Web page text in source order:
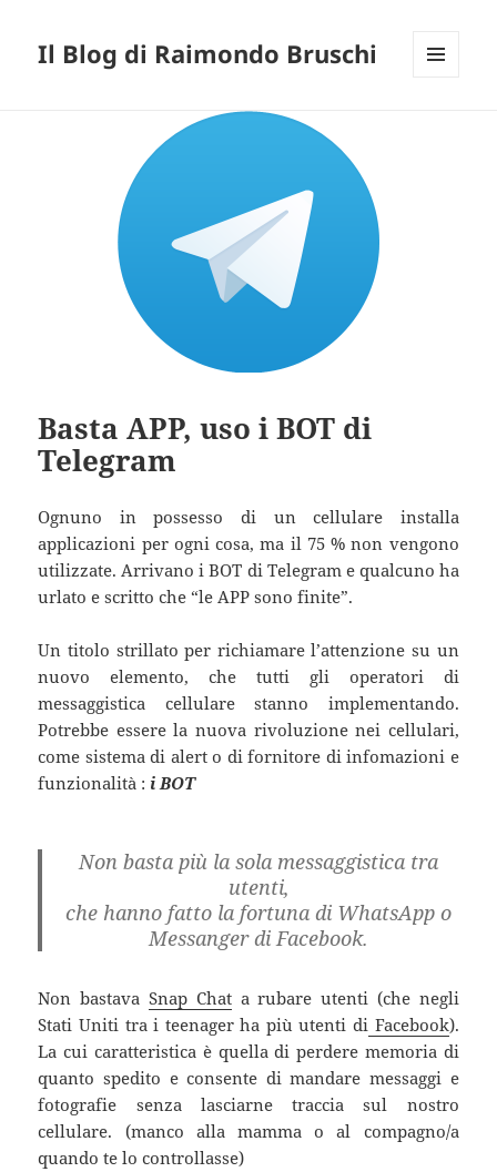
Il Blog di Raimondo Bruschi
Basta APP, uso i BOT di
Telegram
Ognuno in possesso di un cellulare installa
applicazioni per ogni cosa, ma il 75 % non vengono
utilizzate. Arrivano i BOT di Telegram e qualcuno ha
urlato e scritto che “le APP sono finite”.
Un titolo strillato per richiamare l’attenzione su un
nuovo elemento, che tutti gli operatori di
messaggistica cellulare stanno implementando.
Potrebbe essere la nuova rivoluzione nei cellulari,
come sistema di alert o di fornitore di infomazioni e
funzionalità : i BOT
Non basta più la sola messaggistica tra
utenti,
che hanno fatto la fortuna di WhatsApp o
Messanger di Facebook.
Non bastava Snap Chata rubare utenti (che negli
Stati Uniti tra i teenager ha più utenti di Facebook).
La cui caratteristica è quella di perdere memoria di
quanto spedito e consente di mandare messaggi e
fotografie senza lasciarne traccia sul nostro
cellulare. (manco alla mamma o al compagno/a
quando te lo controllasse)